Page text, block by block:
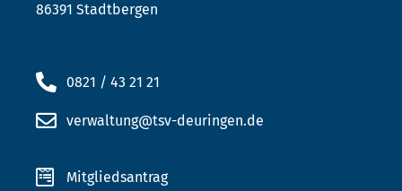
86391 Stadtbergen
0821 / 43 21 21
verwaltung@tsv-deuringen.de
Mitgliedsantrag